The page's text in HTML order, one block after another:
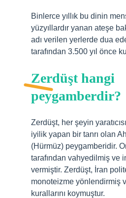
Binlerce yıllık bu dinin
yüzyıllardır yanan ateşe
adı verilen yerlerde dua
tarafından 3.500 yıl önce
Zerdüşt hangi
peygamberdir?
Zerdüşt, her şeyin
iyilik yapan bir tanrı olan
(Hürmüz) peygamberidir.
tarafından vahyedilmiş ve
vermiştir. Zerdüşt, İran
monoteizme yönlendirmiş
kurallarını koymuştur.